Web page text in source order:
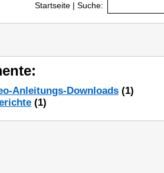
Startseite | Suche:
Anleitungs-Downloads (1)
(1)